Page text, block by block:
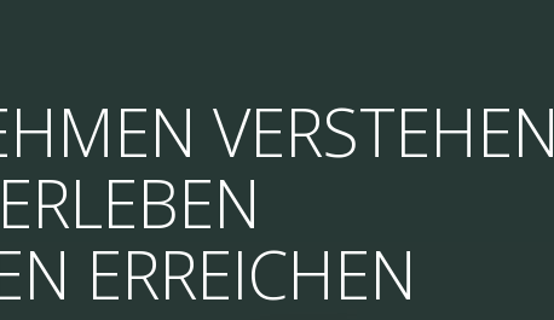
VERSTEHEN
ERREICHEN